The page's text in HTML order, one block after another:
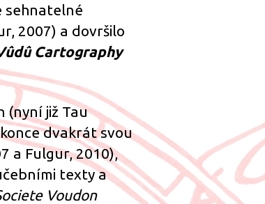
sehnatelné
2007) a dovršilo
Cartography
(nyní již Tau
dvakrát svou
a Fulgur, 2010),
texty a
Voudon